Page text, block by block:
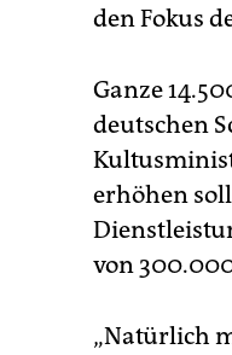
den Fokus
Ganze
deutschen
erhöhen
von
„Natürlich